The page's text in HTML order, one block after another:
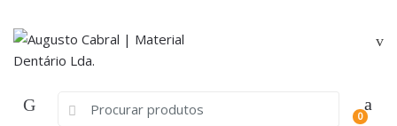
navigation
content
Search
0